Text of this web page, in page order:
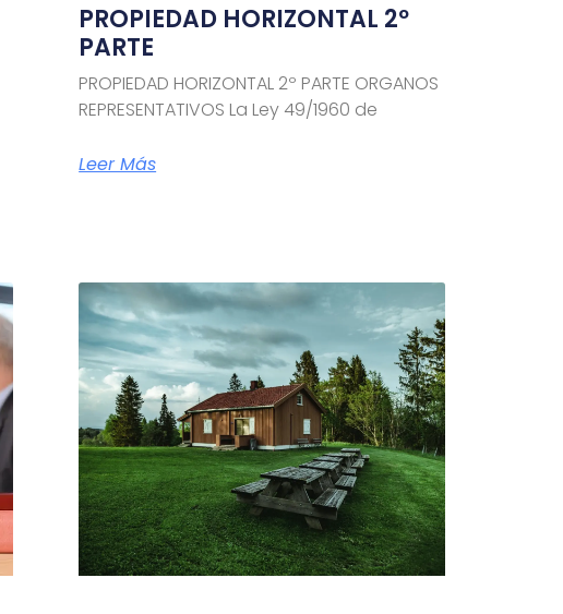
PROPIEDAD HORIZONTAL 2º
PARTE
PROPIEDAD HORIZONTAL 2º PARTE ORGANOS
REPRESENTATIVOS La Ley 49/1960 de
Leer Más